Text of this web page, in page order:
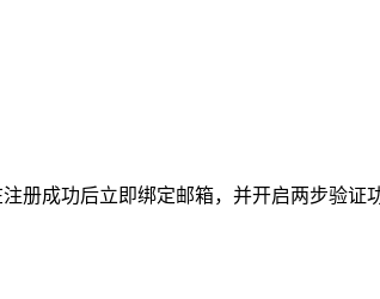
册成功后立即绑定邮箱，并开启两步验证